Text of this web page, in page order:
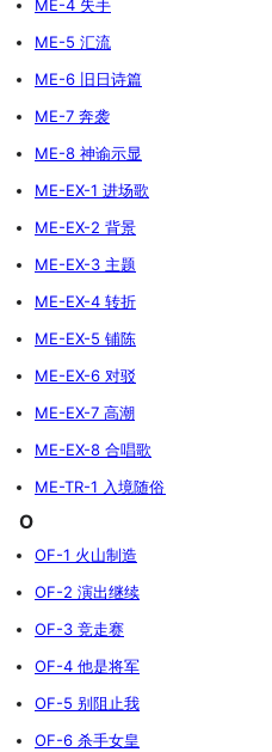
ME-4 失手
ME-5 汇流
ME-6 旧日诗篇
ME-7 奔袭
ME-8 神谕示显
ME-EX-1 进场歌
ME-EX-2 背景
ME-EX-3 主题
ME-EX-4 转折
ME-EX-5 铺陈
ME-EX-6 对驳
ME-EX-7 高潮
ME-EX-8 合唱歌
ME-TR-1 入境随俗
O
OF-1 火山制造
OF-2 演出继续
OF-3 竞走赛
OF-4 他是将军
OF-5 别阻止我
OF-6 杀手女皇